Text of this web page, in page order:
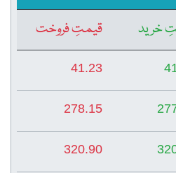
خرید
قیمتِ فروخت
41.23
278.15
320.90